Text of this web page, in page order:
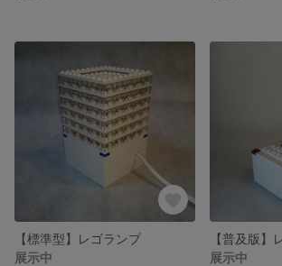
【標準型】レゴランプ
展示中
展示中